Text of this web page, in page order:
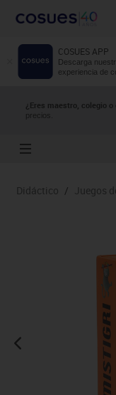
COSUES APP
Descarga
experiencia de
¿Eres maestro, colegio o
precios.
Didáctico / Juegos